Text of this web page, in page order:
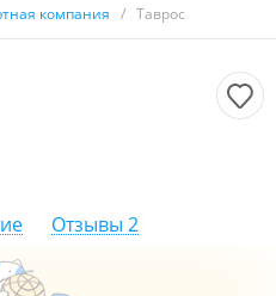
компания / Таврос
Отзывы 2